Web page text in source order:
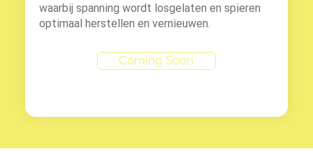
waarbij spanning wordt losgelaten en spieren
optimaal herstellen en vernieuwen.
Coming Soon